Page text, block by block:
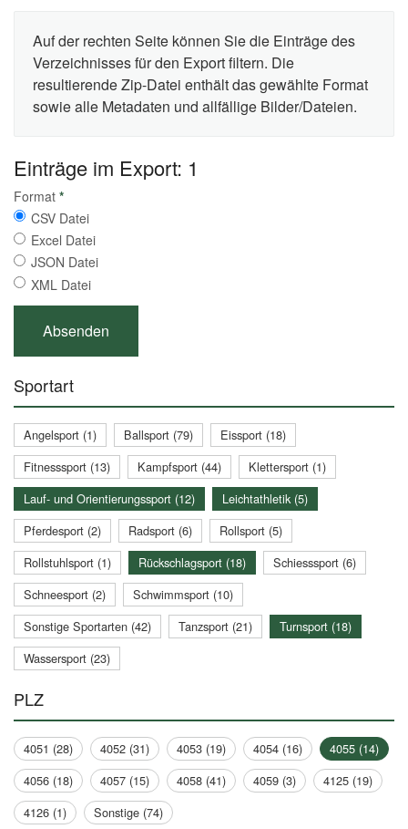
Auf der rechten Seite können Sie die Einträge des
Verzeichnisses für den Export filtern. Die
resultierende Zip-Datei enthält das gewählte Format
sowie alle Metadaten und allfällige Bilder/Dateien.
Einträge im Export: 1
Format *
CSV Datei
Excel Datei
JSON Datei
XML Datei
Sportart
Angelsport (1) Ballsport (79)
Eissport (18)
Fitnesssport (13)
Kampfsport (44)
Klettersport (1)
Lauf- und Orientierungssport (12)
Leichtathletik (5)
Pferdesport (2)
Radsport (6)
Rollsport (5)
Rollstuhlsport (1)
Rückschlagsport (18)
Schiesssport (6)
Schneesport (2)
Schwimmsport (10)
Sonstige Sportarten (42)
Tanzsport (21)
Turnsport (18)
Wassersport (23)
PLZ
4051 (28) 4052 (31) 4053 (19) 4054 (16)
4055 (14)
4056 (18)
4057 (15) 4058 (41) 4059 (3)
4125 (19)
4126 (1)
Sonstige (74)